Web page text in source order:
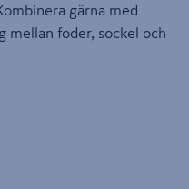
gärna med
mellan foder, sockel och